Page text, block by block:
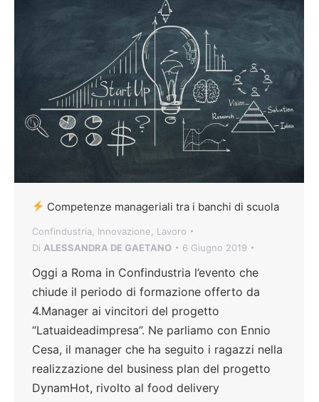
Competenze manageriali tra i banchi di scuola
Confindustria Innovazione
Lavoro
Di ALESSANDRA DE GAETANO 6 Giugno 2019
Oggi a Roma in Confindustria l’evento che
chiude il periodo di formazione offerto da
4.Manager ai vincitori del progetto
“Latuaideadimpresa”. Ne parliamo con Ennio
Cesa, il manager che ha seguito i ragazzi nella
realizzazione del business plan del progetto
DynamHot, rivolto al food delivery